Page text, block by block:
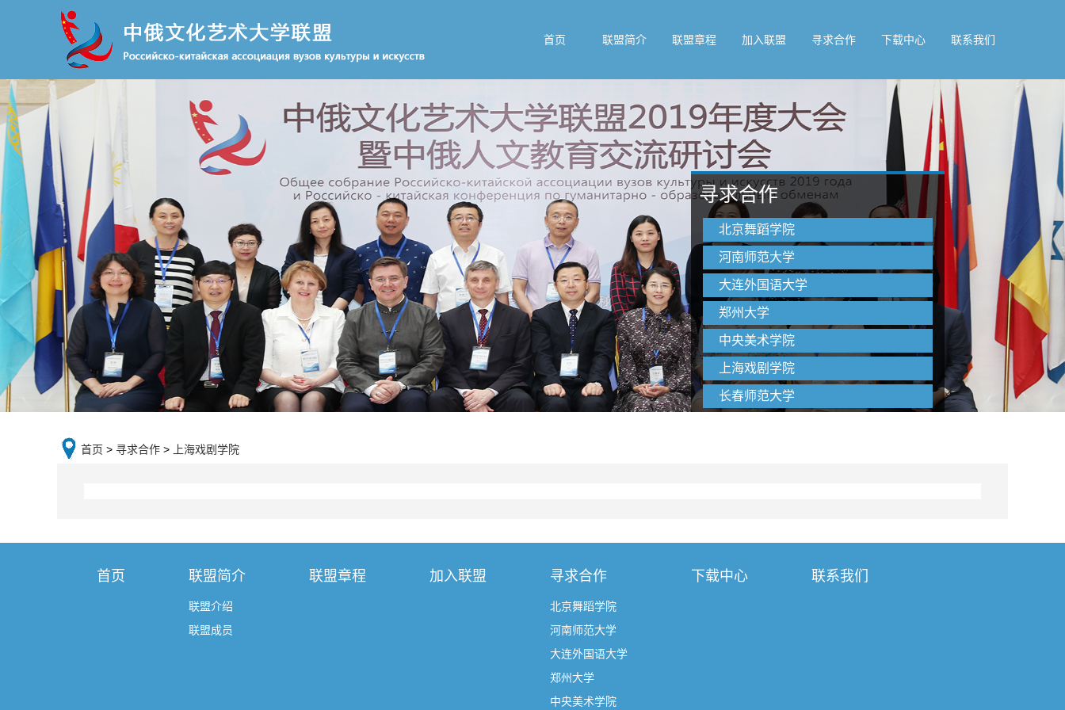
首页 联盟简介 联盟章程 加入联盟 寻求合作 下载中心 联系我们
寻求合作
北京舞蹈学院
河南师范大学
大连外国语大学
郑州大学
中央美术学院
上海戏剧学院
长春师范大学
首页 > 寻求合作 > 上海戏剧学院
首页 联盟简介
联盟介绍
联盟成员
联盟章程 加入联盟 寻求合作
北京舞蹈学院
河南师范大学
大连外国语大学
郑州大学
中央美术学院
下载中心 联系我们